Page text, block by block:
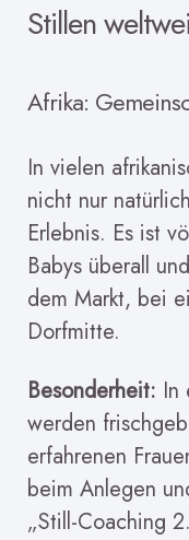
Stillen
Afrika:
In vielen
nicht nur
Erlebnis. Es ist
Babys überall
dem Markt, bei
Dorfmitte.
Besonderheit: In
werden
erfahrenen
beim Anlegen
„Still-Coaching